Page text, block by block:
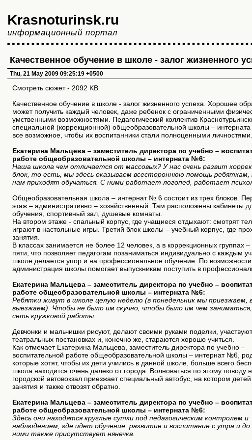
Krasnoturinsk.ru
информационный портал
Качественное обучение в школе - залог жизненного
Thu, 21 May 2009 09:25:19 +0500
Смотреть сюжет - 2092 KB
Качественное обучение в школе - залог жизненного успеха. Хорошее
может получить каждый человек, даже ребенок с ограниченными
умственными возможностями. Педагогический коллектив
специальной (коррекционной) общеобразовательной школы –
все возможное, чтобы их воспитанники стали полноценными личностями.
Екатерина Мальцева – заместитель директора по учебно –
работе общеобразовательной школы – интерната №6:
Наша школа чем отличается от массовых? У нас очень развит
блок, то есть, мы здесь оказываем всестороннюю помощь ребяткам,
нам приходят обучаться. С ними работает логопед, работает
Общеобразовательная школа – интернат № 6 состоит из трех блоков.
этаж – административно – хозяйственный. Там расположены кабинеты
обучения, спортивный зал, душевые комнаты.
На втором этаже - спальный корпус, где учащиеся отдыхают: смотрят
играют в настольные игры. Третий блок школы – учебный корпус, где
занятия.
В классах занимается не более 12 человек, а в коррекционных группах
пяти, что позволяет педагогам позаниматься индивидуально с каждым
школе делается упор и на профессиональное обучение. По возможности
администрация школы помогает выпускникам поступить в
Екатерина Мальцева – заместитель директора по учебно –
работе общеобразовательной школы – интерната №6:
Ребятки живут в школе целую неделю (в понедельник мы приезжаем,
выезжаем). Чтобы не было им скучно, чтобы было им чем
сеть кружковой работы.
Девчонки и мальчишки рисуют, делают своими руками поделки,
театральных постановках и, конечно же, стараются хорошо учиться.
Как отмечает Екатерина Мальцева, заместитель директора по учебно –
воспитательной работе общеобразовательной школы – интернат №6,
которые хотят, чтобы их дети учились в данной школе, больше всего
школа находится очень далеко от города. Волноваться по этому поводу
городской автовокзал приезжает специальный автобус, на котором детей
занятия и также отвозят обратно.
Екатерина Мальцева – заместитель директора по учебно –
работе общеобразовательной школы – интерната №6:
Здесь они находятся круглые сутки под педагогическим контролем и
наблюдением, где идет обучение, развитие и воспитание с утра и до
ними также присутствует нянечка.